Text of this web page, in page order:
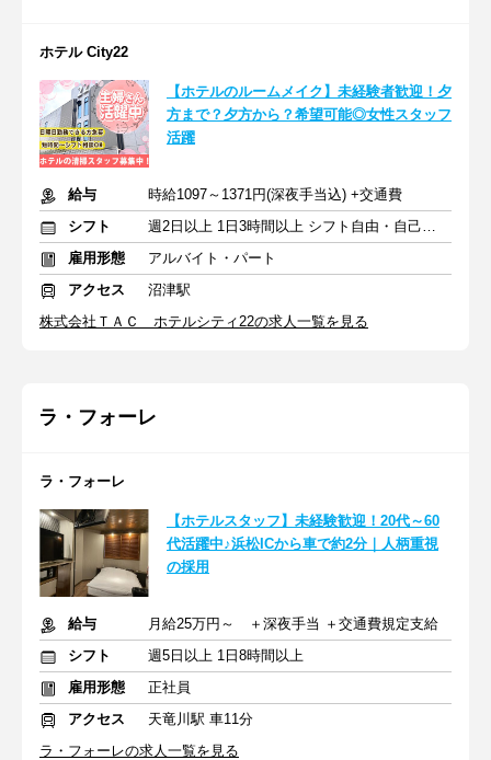
ホテル City22
【ホテルのルームメイク】未経験者歓迎！夕
方まで？夕方から？希望可能◎女性スタッフ
活躍
給与
時給1097～1371円(深夜手当込) +交通費
シフト
週2日以上 1日3時間以上 シフト自由・自己申告
雇用形態
アルバイト・パート
アクセス
沼津駅
株式会社ＴＡＣ ホテルシティ22の求人一覧を見る
ラ・フォーレ
ラ・フォーレ
【ホテルスタッフ】未経験歓迎！20代～60
代活躍中♪浜松ICから車で約2分｜人柄重視
の採用
給与
月給25万円～ ＋深夜手当 ＋交通費規定支給
シフト
週5日以上 1日8時間以上
雇用形態
正社員
アクセス
天竜川駅 車11分
ラ・フォーレの求人一覧を見る